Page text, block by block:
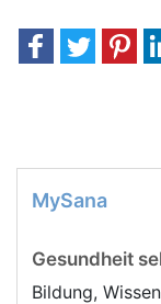
MySana
Gesundheit
Bildung,